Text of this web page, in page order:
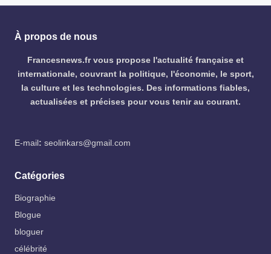
À propos de nous
Francesnews.fr vous propose l'actualité française et
internationale, couvrant la politique, l'économie, le sport,
la culture et les technologies. Des informations fiables,
actualisées et précises pour vous tenir au courant.
E-mail: seolinkars@gmail.com
Catégories
Biographie
Blogue
bloguer
célébrité